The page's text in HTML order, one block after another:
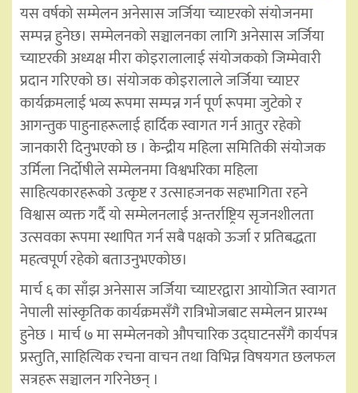
यस वर्षको सम्मेलन अनेसास जर्जिया च्याप्टरको संयोजनमा
सम्पन्न हुनेछ। सम्मेलनको सञ्चालनका लागि अनेसास जर्जिया
च्याप्टरकी अध्यक्ष मीरा कोइरालालाई संयोजकको जिम्मेवारी
प्रदान गरिएको छ। संयोजक कोइरालाले जर्जिया च्याप्टर
कार्यक्रमलाई भव्य रूपमा सम्पन्न गर्न पूर्ण रूपमा जुटेको र
आगन्तुक पाहुनाहरूलाई हार्दिक स्वागत गर्न आतुर रहेको
जानकारी दिनुभएको छ । केन्द्रीय महिला समितिकी संयोजक
उर्मिला निर्दोषीले सम्मेलनमा विश्वभरिका महिला
साहित्यकारहरूको उत्कृष्ट र उत्साहजनक सहभागिता रहने
विश्वास व्यक्त गर्दै यो सम्मेलनलाई अन्तर्राष्ट्रिय सृजनशीलता
उत्सवका रूपमा स्थापित गर्न सबै पक्षको ऊर्जा र प्रतिबद्धता
महत्वपूर्ण रहेको बताउनुभएकोछ।
मार्च ६ का साँझ अनेसास जर्जिया च्याप्टरद्वारा आयोजित स्वागत
नेपाली सांस्कृतिक कार्यक्रमसँगै रात्रिभोजबाट सम्मेलन प्रारम्भ
हुनेछ । मार्च ७ मा सम्मेलनको औपचारिक उद्घाटनसँगै कार्यपत्र
प्रस्तुति, साहित्यिक रचना वाचन तथा विभिन्न विषयगत छलफल
सत्रहरू सञ्चालन गरिनेछन् ।